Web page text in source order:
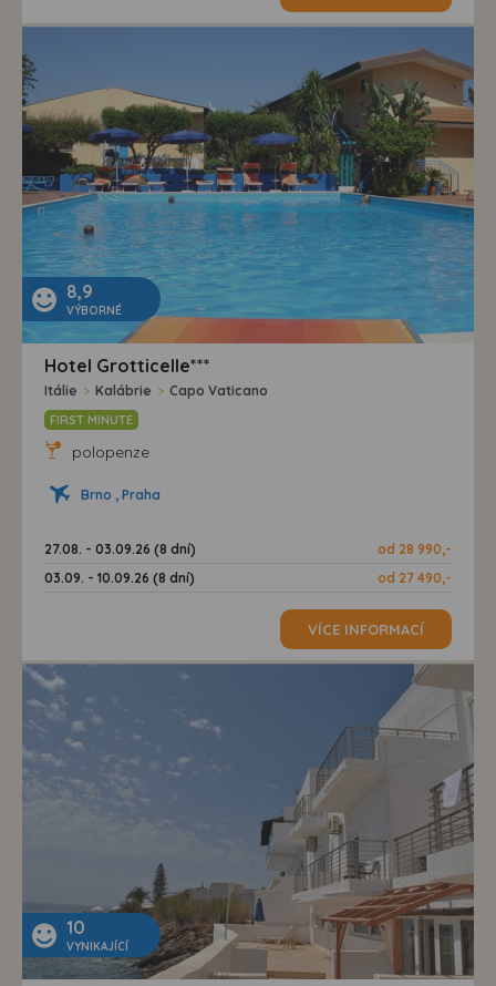
8,9
VÝBORNÉ
Hotel Grotticelle***
Itálie > Kalábrie > Capo Vaticano
FIRST MINUTE
polopenze
Brno , Praha
27.08. - 03.09.26 (8 dní)
od 28 990,-
03.09. - 10.09.26 (8 dní)
od 27 490,-
VÍCE INFORMACÍ
10
VYNIKAJÍCÍ